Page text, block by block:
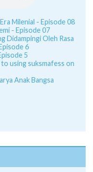
Milenial - Episode 08
- Episode 07
Didampingi Oleh Rasa
6
5
using suksmafess on
Anak Bangsa